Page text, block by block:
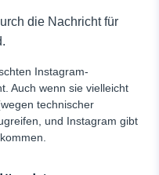
die Nachricht für
Instagram-
Auch wenn sie vielleicht
technischer
und Instagram gibt